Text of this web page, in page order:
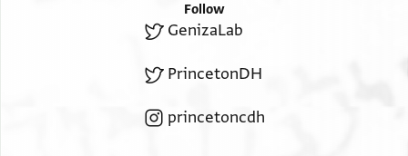
Follow
GenizaLab
PrincetonDH
princetoncdh